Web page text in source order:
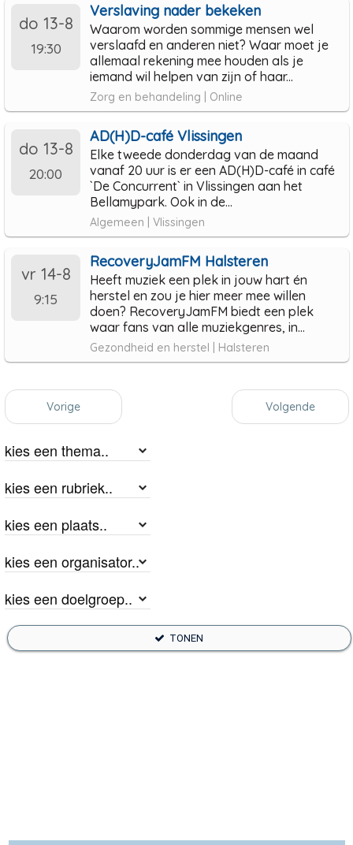
do 13-8
19:30
Verslaving nader bekeken
Waarom worden sommige mensen wel
verslaafd en anderen niet? Waar moet je
allemaal rekening mee houden als je
iemand wil helpen van zijn of haar...
Zorg en behandeling | Online
do 13-8
20:00
AD(H)D-café Vlissingen
Elke tweede donderdag van de maand
vanaf 20 uur is er een AD(H)D-café in café
`De Concurrent` in Vlissingen aan het
Bellamypark. Ook in de...
Algemeen | Vlissingen
vr 14-8
9:15
RecoveryJamFM Halsteren
Heeft muziek een plek in jouw hart én
herstel en zou je hier meer mee willen
doen? RecoveryJamFM biedt een plek
waar fans van alle muziekgenres, in...
Gezondheid en herstel | Halsteren
Vorige Volgende
TONEN